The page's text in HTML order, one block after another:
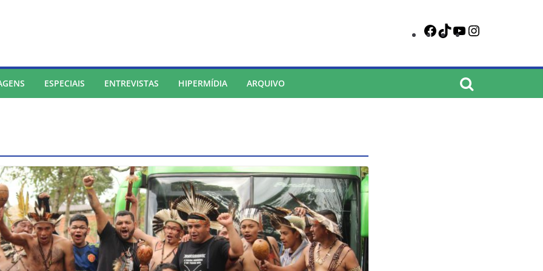
Facebook
TikTokYouTube
ESPECIAIS ENTREVISTAS HIPERMÍDIA ARQUIVO